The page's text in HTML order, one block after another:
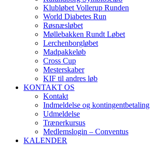
Klubløbet Vollerup Runden
World Diabetes Run
Røsnæsløbet
Møllebakken Rundt Løbet
Lerchenborgløbet
Madpakkeløb
Cross Cup
Mesterskaber
KIF til andres løb
KONTAKT OS
Kontakt
Indmeldelse og kontingentbetaling
Udmeldelse
Trænerkursus
Medlemslogin – Conventus
KALENDER